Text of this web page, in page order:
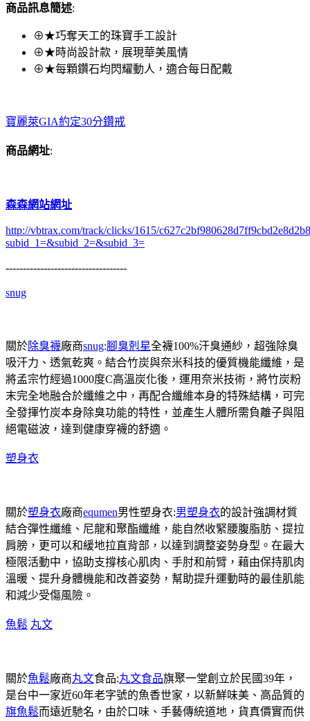
商品訊息簡述:
⊕★巧奪天工的珠寶手工設計
⊕★時尚設計款，展現華美風情
⊕★每顆鑽石均閃耀動人，適合每日配戴
寶麗萊GIA約定30分鑽戒
商品網址:
森森網站網址
http://vbtrax.com/track/clicks/1615/
subid_1=&subid_2=&subid_3=
-----------------------------------
snug
關於除臭襪廠商snug:腳臭剋星全襪100%汗臭通紗，超強除臭
吸汗力、透氣乾爽。結合竹炭與奈米科技的優質機能纖維，是
將孟宗竹經過1000度C高溫炭化後，運用奈米技術，將竹炭粉
末完全地融合於纖維之中，再配合纖維本身的特殊結構，可完
全發揮竹炭本身除臭功能的特性，並產生人體所需負離子與阻
絕電磁波，達到健康穿襪的舒適。
塑身衣
關於塑身衣廠商equmen男性塑身衣:男塑身衣的設計強調材質
結合彈性纖維、尼龍和聚酯纖維，能自然收緊腰腹脂肪、提拉
肩膀，更可以和緩地拉直背部，以達到調整姿勢身型。在最大
極限活動中，協助支撐核心肌肉、手肘和前臂，藉由保持肌肉
溫暖、提升身體機能和改善姿勢，幫助提升運動時的最佳肌能
和減少受傷風險。
魚鬆 丸文
關於魚鬆廠商丸文食品:丸文食品旗聚一堂創立於民國39年，
是台中一家近60年老字號的魚香世家，以新鮮味美、高品質的
旗魚鬆而遠近馳名，由於口味、手藝傳統道地，貨真價實而供